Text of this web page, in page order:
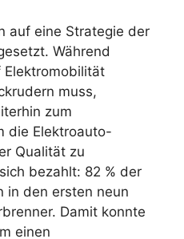
auf eine Strategie der
Während
Elektromobilität
muss,
zum
die Elektroauto-
Qualität zu
bezahlt: 82 % der
in den ersten neun
Damit konnte
einen